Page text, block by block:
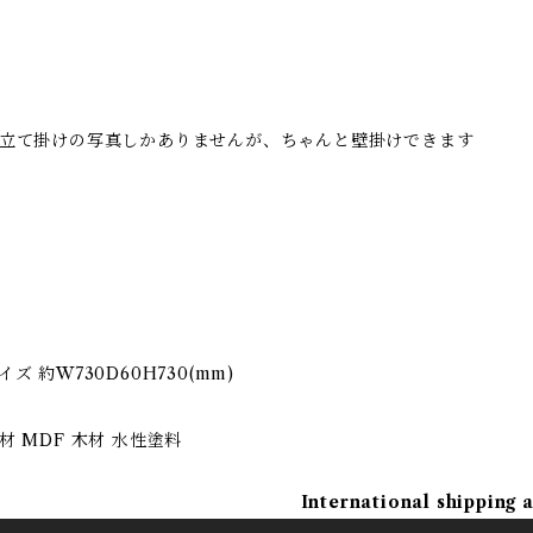
て掛けの写真しかありませんが、ちゃんと壁掛けできます
ズ 約W730D60H730(mm)
MDF 木材 水性塗料
International shipping